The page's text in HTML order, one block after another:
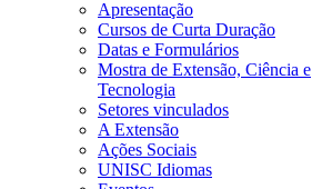
Apresentação
Cursos de Curta Duração
Datas e Formulários
Mostra de Extensão, Ciência e
Tecnologia
Setores vinculados
A Extensão
Ações Sociais
UNISC Idiomas